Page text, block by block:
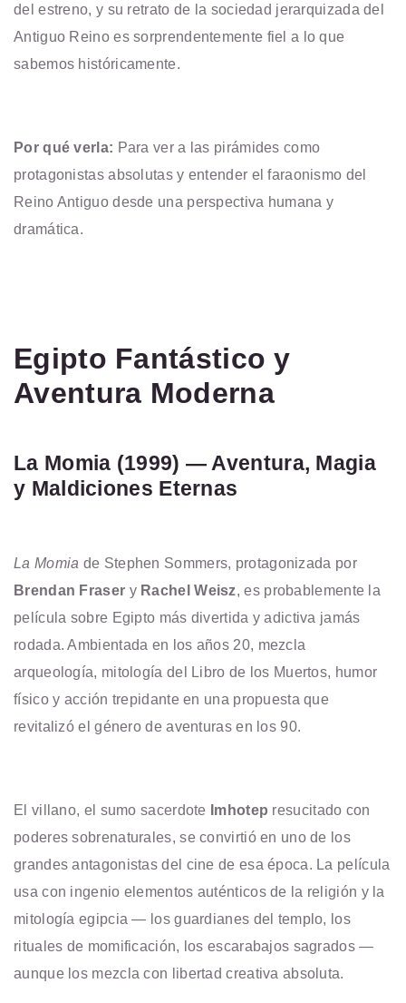
del estreno, y su retrato de la sociedad jerarquizada del
Antiguo Reino es sorprendentemente fiel a lo que
sabemos históricamente.
Por qué verla: Para ver a las pirámides como
protagonistas absolutas y entender el faraonismo del
Reino Antiguo desde una perspectiva humana y
dramática.
Egipto Fantástico y
Aventura Moderna
La Momia (1999) — Aventura, Magia
y Maldiciones Eternas
La Momia de Stephen Sommers, protagonizada por
Brendan Fraser y Rachel Weisz, es probablemente la
película sobre Egipto más divertida y adictiva jamás
rodada. Ambientada en los años 20, mezcla
arqueología, mitología del Libro de los Muertos, humor
físico y acción trepidante en una propuesta que
revitalizó el género de aventuras en los 90.
El villano, el sumo sacerdote Imhotep resucitado con
poderes sobrenaturales, se convirtió en uno de los
grandes antagonistas del cine de esa época. La película
usa con ingenio elementos auténticos de la religión y la
mitología egipcia — los guardianes del templo, los
rituales de momificación, los escarabajos sagrados —
aunque los mezcla con libertad creativa absoluta.